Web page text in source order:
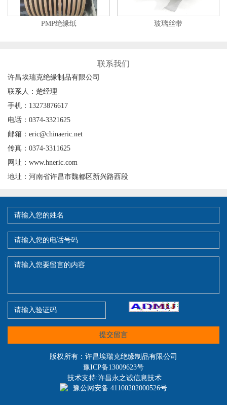
PMP绝缘纸 玻璃丝带
联系我们
许昌埃瑞克绝缘制品有限公司
联系人：楚经理
手机：13273876617
电话：0374-3321625
邮箱：eric@chinaeric.net
传真：0374-3311625
网址：www.hneric.com
地址：河南省许昌市魏都区新兴路西段
提交留言
版权所有：许昌埃瑞克绝缘制品有限公司
豫ICP备13009623号
技术支持:许昌永之诚信息技术
豫公网安备 41100202000526号